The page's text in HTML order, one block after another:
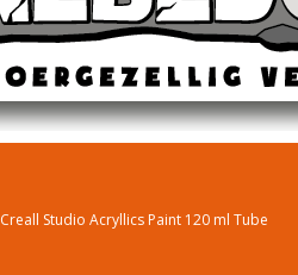
Creall Studio Acryllics Paint 120 ml Tube